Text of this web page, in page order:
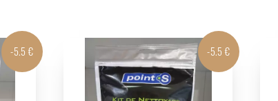
-5.5 € -5.5 €